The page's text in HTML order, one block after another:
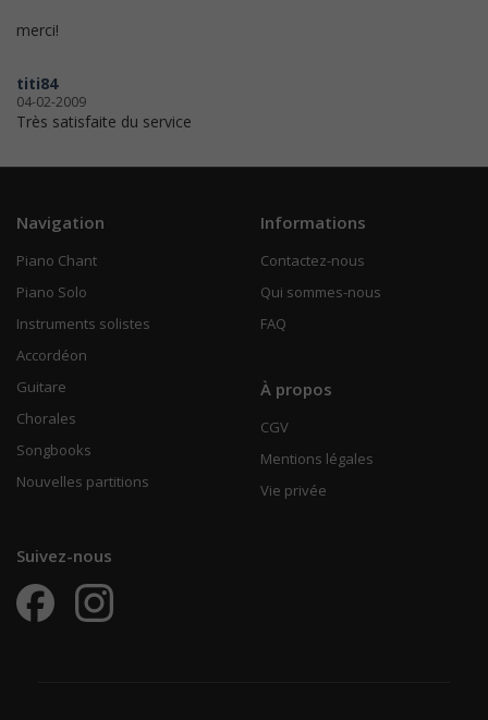
merci!
titi84
04-02-2009
Très satisfaite du service
Navigation
Piano Chant
Piano Solo
Instruments solistes
Accordéon
Guitare
Chorales
Songbooks
Nouvelles partitions
Informations
Contactez-nous
Qui sommes-nous
FAQ
À propos
CGV
Mentions légales
Vie privée
Suivez-nous